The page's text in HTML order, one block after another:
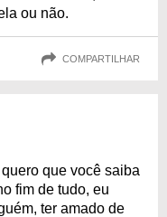
ou não.
COMPARTILHAR
que você saiba
fim de tudo, eu
ter amado de